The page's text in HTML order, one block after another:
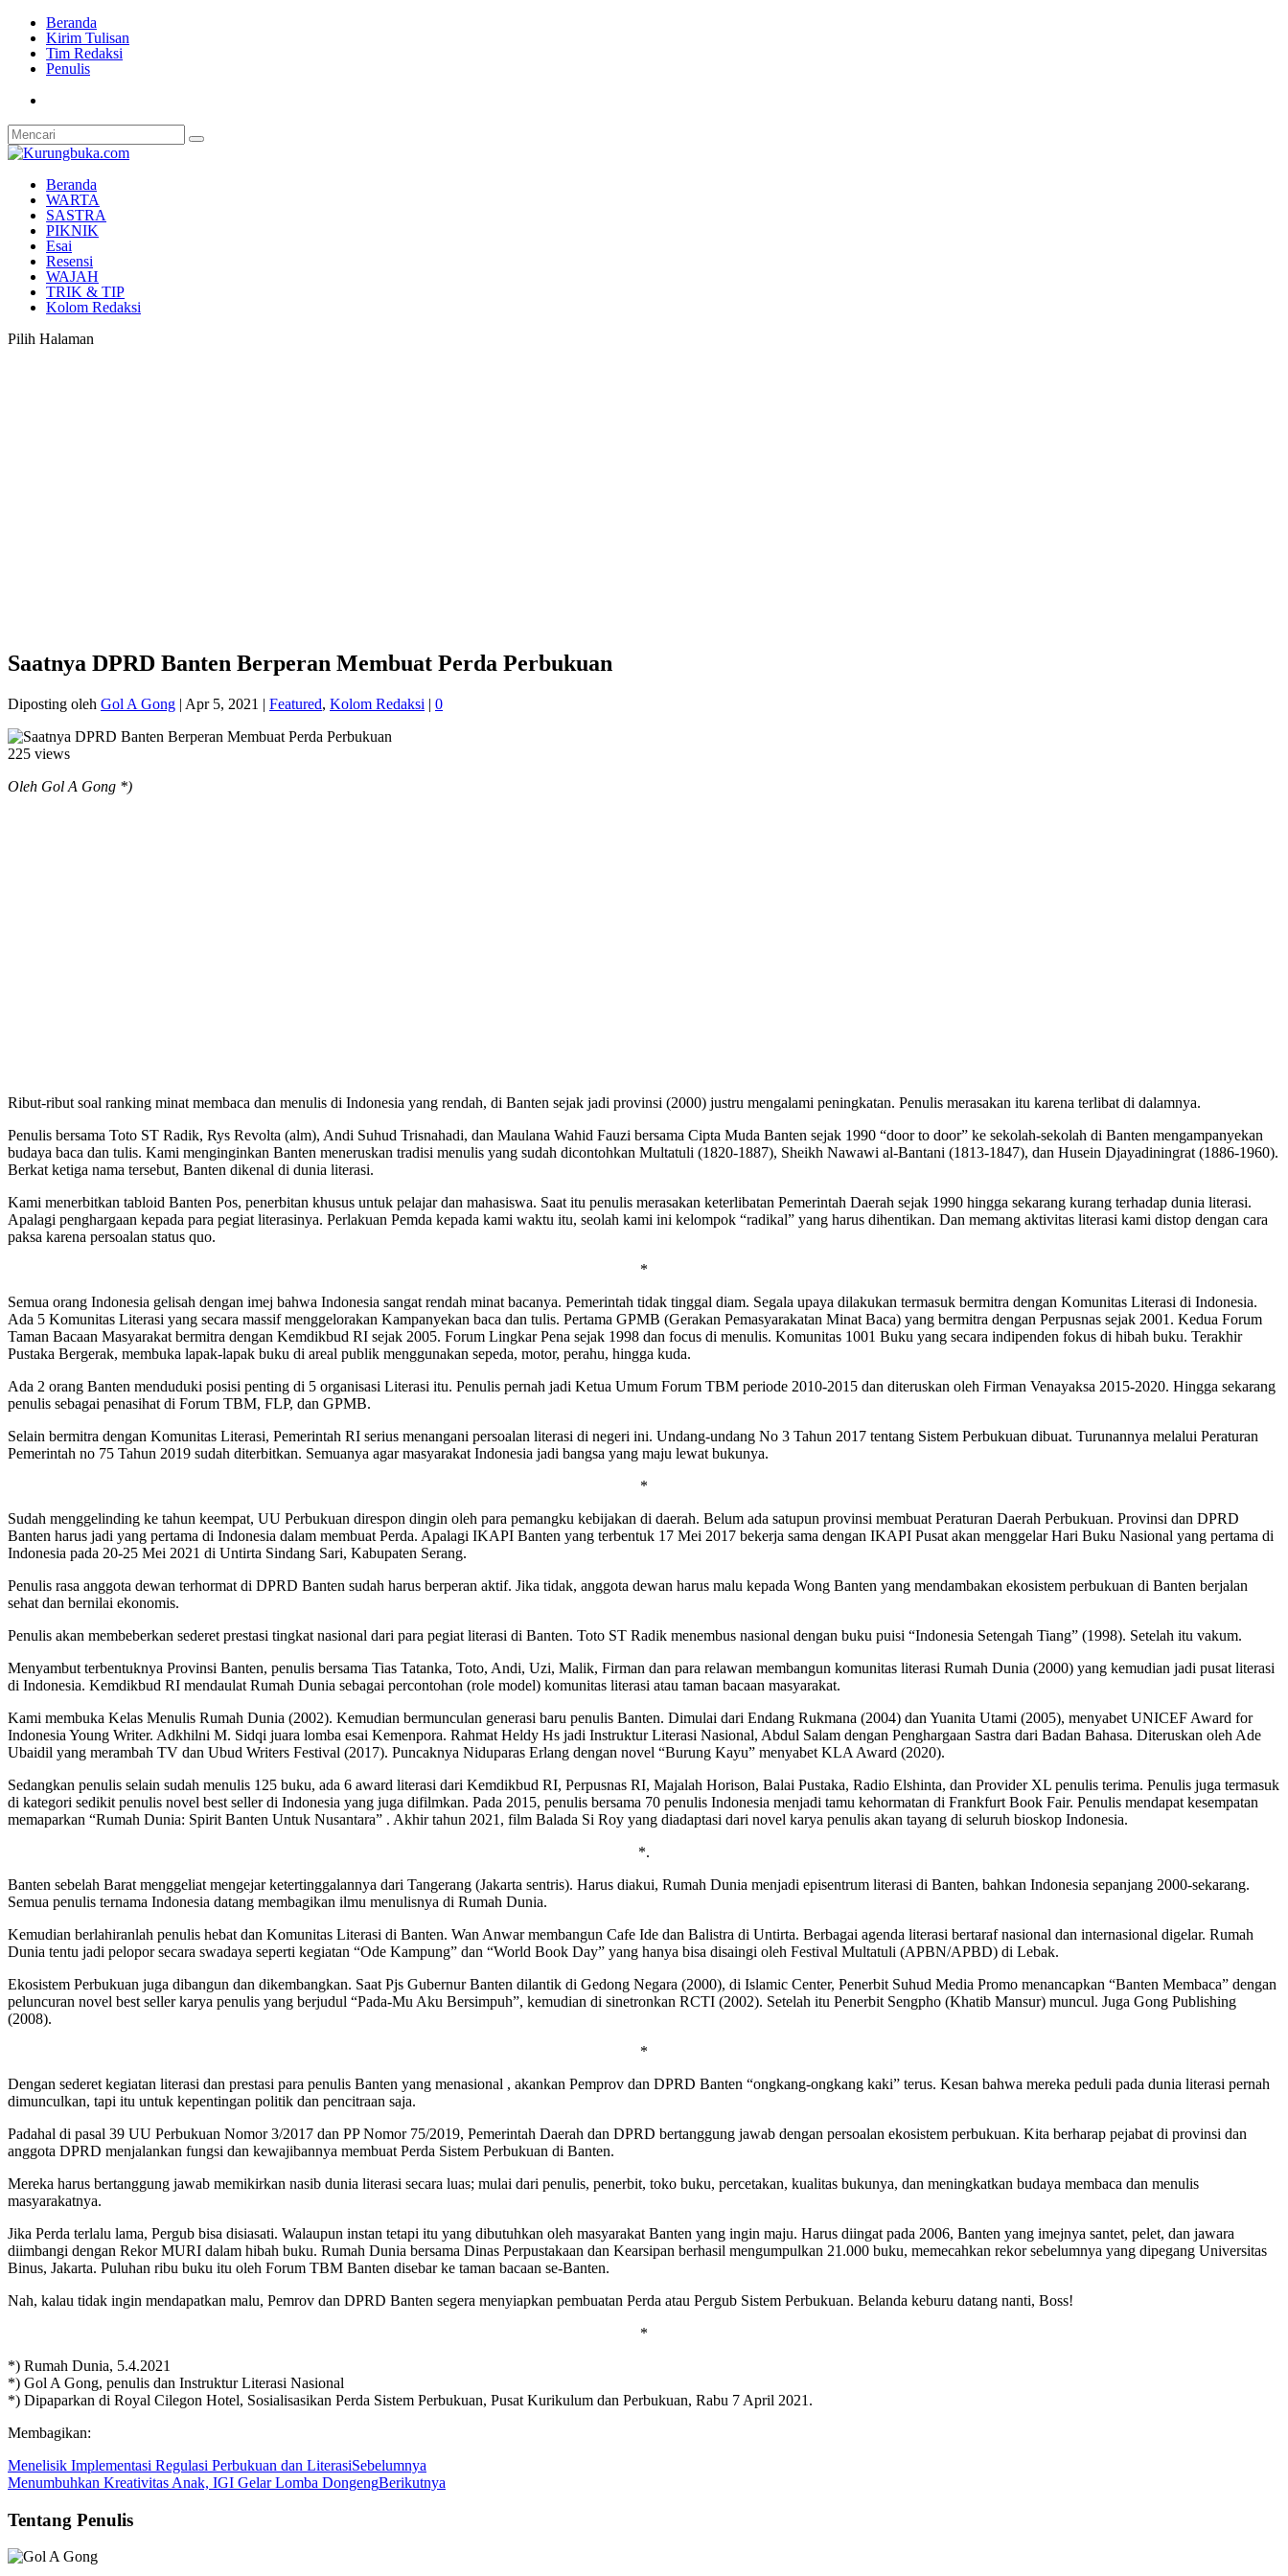
Beranda
Kirim Tulisan
Tim Redaksi
Penulis
Beranda
WARTA
SASTRA
PIKNIK
Esai
Resensi
WAJAH
TRIK & TIP
Kolom Redaksi
Pilih Halaman
Saatnya DPRD Banten Berperan Membuat Perda Perbukuan
Diposting oleh Gol A Gong | Apr 5, 2021 | Featured, Kolom Redaksi | 0
225 views
Oleh Gol A Gong *)
Ribut-ribut soal ranking minat membaca dan menulis di Indonesia yang rendah, di Banten sejak jadi provinsi (2000) justru mengalami peningkatan. Penulis merasakan itu karena terlibat di dalamnya.
Penulis bersama Toto ST Radik, Rys Revolta (alm), Andi Suhud Trisnahadi, dan Maulana Wahid Fauzi bersama Cipta Muda Banten sejak 1990 “door to door” ke sekolah-sekolah di Banten mengampanyekan
budaya baca dan tulis. Kami menginginkan Banten meneruskan tradisi menulis yang sudah dicontohkan Multatuli (1820-1887), Sheikh Nawawi al-Bantani (1813-1847), dan Husein Djayadiningrat (1886-1960).
Berkat ketiga nama tersebut, Banten dikenal di dunia literasi.
Kami menerbitkan tabloid Banten Pos, penerbitan khusus untuk pelajar dan mahasiswa. Saat itu penulis merasakan keterlibatan Pemerintah Daerah sejak 1990 hingga sekarang kurang terhadap dunia literasi.
Apalagi penghargaan kepada para pegiat literasinya. Perlakuan Pemda kepada kami waktu itu, seolah kami ini kelompok “radikal” yang harus dihentikan. Dan memang aktivitas literasi kami distop dengan cara
paksa karena persoalan status quo.
*
Semua orang Indonesia gelisah dengan imej bahwa Indonesia sangat rendah minat bacanya. Pemerintah tidak tinggal diam. Segala upaya dilakukan termasuk bermitra dengan Komunitas Literasi di Indonesia.
Ada 5 Komunitas Literasi yang secara massif menggelorakan Kampanyekan baca dan tulis. Pertama GPMB (Gerakan Pemasyarakatan Minat Baca) yang bermitra dengan Perpusnas sejak 2001. Kedua Forum
Taman Bacaan Masyarakat bermitra dengan Kemdikbud RI sejak 2005. Forum Lingkar Pena sejak 1998 dan focus di menulis. Komunitas 1001 Buku yang secara indipenden fokus di hibah buku. Terakhir
Pustaka Bergerak, membuka lapak-lapak buku di areal publik menggunakan sepeda, motor, perahu, hingga kuda.
Ada 2 orang Banten menduduki posisi penting di 5 organisasi Literasi itu. Penulis pernah jadi Ketua Umum Forum TBM periode 2010-2015 dan diteruskan oleh Firman Venayaksa 2015-2020. Hingga sekarang
penulis sebagai penasihat di Forum TBM, FLP, dan GPMB.
Selain bermitra dengan Komunitas Literasi, Pemerintah RI serius menangani persoalan literasi di negeri ini. Undang-undang No 3 Tahun 2017 tentang Sistem Perbukuan dibuat. Turunannya melalui Peraturan
Pemerintah no 75 Tahun 2019 sudah diterbitkan. Semuanya agar masyarakat Indonesia jadi bangsa yang maju lewat bukunya.
*
Sudah menggelinding ke tahun keempat, UU Perbukuan direspon dingin oleh para pemangku kebijakan di daerah. Belum ada satupun provinsi membuat Peraturan Daerah Perbukuan. Provinsi dan DPRD
Banten harus jadi yang pertama di Indonesia dalam membuat Perda. Apalagi IKAPI Banten yang terbentuk 17 Mei 2017 bekerja sama dengan IKAPI Pusat akan menggelar Hari Buku Nasional yang pertama di
Indonesia pada 20-25 Mei 2021 di Untirta Sindang Sari, Kabupaten Serang.
Penulis rasa anggota dewan terhormat di DPRD Banten sudah harus berperan aktif. Jika tidak, anggota dewan harus malu kepada Wong Banten yang mendambakan ekosistem perbukuan di Banten berjalan
sehat dan bernilai ekonomis.
Penulis akan membeberkan sederet prestasi tingkat nasional dari para pegiat literasi di Banten. Toto ST Radik menembus nasional dengan buku puisi “Indonesia Setengah Tiang” (1998). Setelah itu vakum.
Menyambut terbentuknya Provinsi Banten, penulis bersama Tias Tatanka, Toto, Andi, Uzi, Malik, Firman dan para relawan membangun komunitas literasi Rumah Dunia (2000) yang kemudian jadi pusat literasi
di Indonesia. Kemdikbud RI mendaulat Rumah Dunia sebagai percontohan (role model) komunitas literasi atau taman bacaan masyarakat.
Kami membuka Kelas Menulis Rumah Dunia (2002). Kemudian bermunculan generasi baru penulis Banten. Dimulai dari Endang Rukmana (2004) dan Yuanita Utami (2005), menyabet UNICEF Award for
Indonesia Young Writer. Adkhilni M. Sidqi juara lomba esai Kemenpora. Rahmat Heldy Hs jadi Instruktur Literasi Nasional, Abdul Salam dengan Penghargaan Sastra dari Badan Bahasa. Diteruskan oleh Ade
Ubaidil yang merambah TV dan Ubud Writers Festival (2017). Puncaknya Niduparas Erlang dengan novel “Burung Kayu” menyabet KLA Award (2020).
Sedangkan penulis selain sudah menulis 125 buku, ada 6 award literasi dari Kemdikbud RI, Perpusnas RI, Majalah Horison, Balai Pustaka, Radio Elshinta, dan Provider XL penulis terima. Penulis juga termasuk
di kategori sedikit penulis novel best seller di Indonesia yang juga difilmkan. Pada 2015, penulis bersama 70 penulis Indonesia menjadi tamu kehormatan di Frankfurt Book Fair. Penulis mendapat kesempatan
memaparkan “Rumah Dunia: Spirit Banten Untuk Nusantara” . Akhir tahun 2021, film Balada Si Roy yang diadaptasi dari novel karya penulis akan tayang di seluruh bioskop Indonesia.
*.
Banten sebelah Barat menggeliat mengejar ketertinggalannya dari Tangerang (Jakarta sentris). Harus diakui, Rumah Dunia menjadi episentrum literasi di Banten, bahkan Indonesia sepanjang 2000-sekarang.
Semua penulis ternama Indonesia datang membagikan ilmu menulisnya di Rumah Dunia.
Kemudian berlahiranlah penulis hebat dan Komunitas Literasi di Banten. Wan Anwar membangun Cafe Ide dan Balistra di Untirta. Berbagai agenda literasi bertaraf nasional dan internasional digelar. Rumah
Dunia tentu jadi pelopor secara swadaya seperti kegiatan “Ode Kampung” dan “World Book Day” yang hanya bisa disaingi oleh Festival Multatuli (APBN/APBD) di Lebak.
Ekosistem Perbukuan juga dibangun dan dikembangkan. Saat Pjs Gubernur Banten dilantik di Gedong Negara (2000), di Islamic Center, Penerbit Suhud Media Promo menancapkan “Banten Membaca” dengan
peluncuran novel best seller karya penulis yang berjudul “Pada-Mu Aku Bersimpuh”, kemudian di sinetronkan RCTI (2002). Setelah itu Penerbit Sengpho (Khatib Mansur) muncul. Juga Gong Publishing
(2008).
*
Dengan sederet kegiatan literasi dan prestasi para penulis Banten yang menasional , akankan Pemprov dan DPRD Banten “ongkang-ongkang kaki” terus. Kesan bahwa mereka peduli pada dunia literasi pernah
dimunculkan, tapi itu untuk kepentingan politik dan pencitraan saja.
Padahal di pasal 39 UU Perbukuan Nomor 3/2017 dan PP Nomor 75/2019, Pemerintah Daerah dan DPRD bertanggung jawab dengan persoalan ekosistem perbukuan. Kita berharap pejabat di provinsi dan
anggota DPRD menjalankan fungsi dan kewajibannya membuat Perda Sistem Perbukuan di Banten.
Mereka harus bertanggung jawab memikirkan nasib dunia literasi secara luas; mulai dari penulis, penerbit, toko buku, percetakan, kualitas bukunya, dan meningkatkan budaya membaca dan menulis
masyarakatnya.
Jika Perda terlalu lama, Pergub bisa disiasati. Walaupun instan tetapi itu yang dibutuhkan oleh masyarakat Banten yang ingin maju. Harus diingat pada 2006, Banten yang imejnya santet, pelet, dan jawara
diimbangi dengan Rekor MURI dalam hibah buku. Rumah Dunia bersama Dinas Perpustakaan dan Kearsipan berhasil mengumpulkan 21.000 buku, memecahkan rekor sebelumnya yang dipegang Universitas
Binus, Jakarta. Puluhan ribu buku itu oleh Forum TBM Banten disebar ke taman bacaan se-Banten.
Nah, kalau tidak ingin mendapatkan malu, Pemrov dan DPRD Banten segera menyiapkan pembuatan Perda atau Pergub Sistem Perbukuan. Belanda keburu datang nanti, Boss!
*
*) Rumah Dunia, 5.4.2021
*) Gol A Gong, penulis dan Instruktur Literasi Nasional
*) Dipaparkan di Royal Cilegon Hotel, Sosialisasikan Perda Sistem Perbukuan, Pusat Kurikulum dan Perbukuan, Rabu 7 April 2021.
Membagikan:
Menelisik Implementasi Regulasi Perbukuan dan LiterasiSebelumnya
Menumbuhkan Kreativitas Anak, IGI Gelar Lomba DongengBerikutnya
Tentang Penulis